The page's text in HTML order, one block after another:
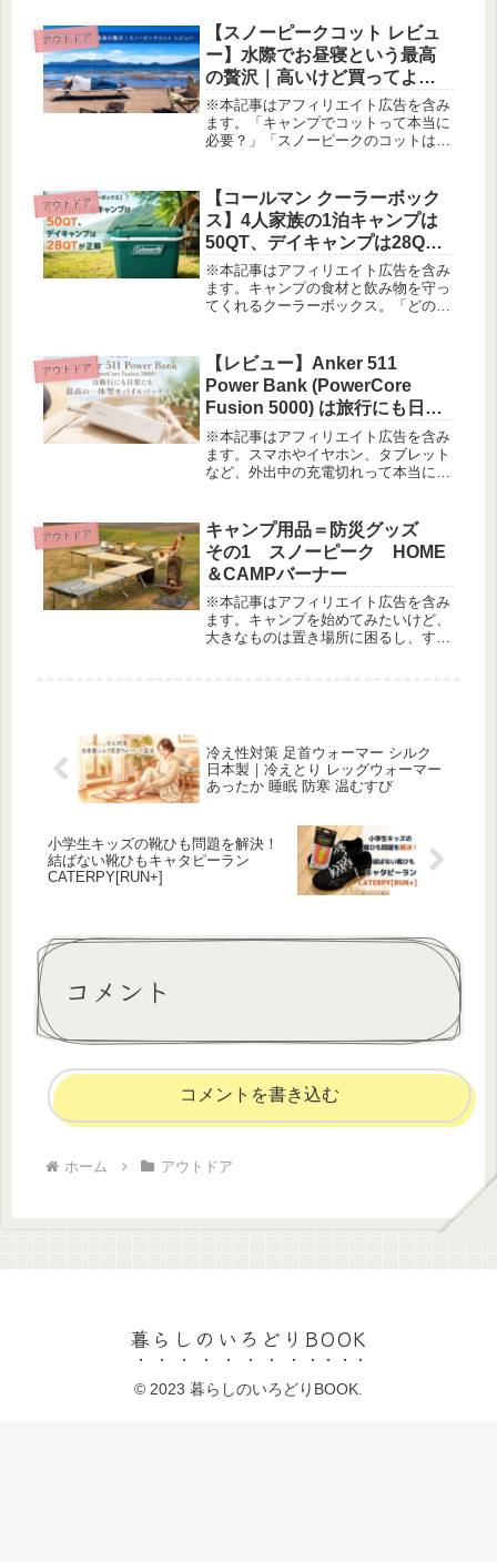
ェアもOK。大容量バッテリーでスマ
ホ充電もできる優秀アイテムです...
アウトドア
【スノーピークコット レビュ
ー】水際でお昼寝という最高
の贅沢｜高いけど買ってよか
ったキャンプ道具
※本記事はアフィリエイト広告を含み
ます。「キャンプでコットって本当に
必要？」「スノーピークのコットは高
ンプで水際でお昼寝がしたくて、少し
高いけれど思い切ってスノーピークの
コ...
アウトドア
【コールマン クーラーボック
ス】4人家族の1泊キャンプは
50QT、デイキャンプは28QT
が正解｜ロゴス保冷剤との最
強コンビも紹介
※本記事はアフィリエイト広告を含み
ます。キャンプの食材と飲み物を守っ
てくれるクーラーボックス。「どのサ
は、1泊キャンプ用に50QT、デイキャ
ンプ用に28QTと、コールマンのホ...
アウトドア
【レビュー】Anker 511
Power Bank (PowerCore
Fusion 5000) は旅行にも日常
にも最高の一体型モバイルバ
ッテリー！
※本記事はアフィリエイト広告を含み
ます。スマホやイヤホン、タブレット
など、外出中の充電切れって本当に困
(PowerCore Fusion 5000)」。...
アウトドア
キャンプ用品＝防災グッズ
その1 スノーピーク HOME
＆CAMPバーナー
※本記事はアフィリエイト広告を含み
ます。キャンプを始めてみたいけど、
大きなものは置き場所に困るし、すぐ
冷え性対策 足首ウォーマー シルク
日本製｜冷えとり レッグウォーマー
あったか 睡眠 防寒 温むすび
小学生キッズの靴ひも問題を解決！
結ばない靴ひもキャタピーラン
CATERPY[RUN+]
コメント
コメントを書き込む
ホーム アウトドア
暮らしのいろどりBOOK
© 2023 暮らしのいろどりBOOK.